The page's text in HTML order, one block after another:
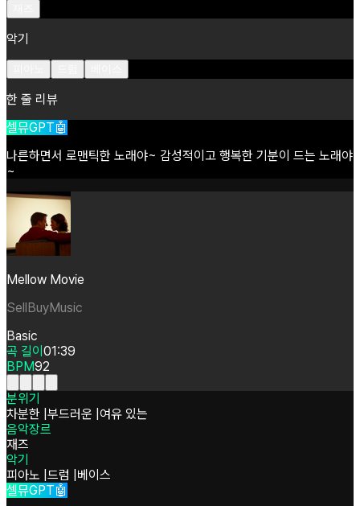
악기
한 줄 리뷰
셀뮤GPT🤖
나른하면서 로맨틱한 노래야~ 감성적이고 행복한 기분이 드는 노래야
~
Mellow Movie
SellBuyMusic
Basic
곡 길이 01:39
BPM92
분위기
차분한 부드러운 여유 있는
음악장르
재즈
악기
피아노 드럼
베이스
셀뮤GPT🤖